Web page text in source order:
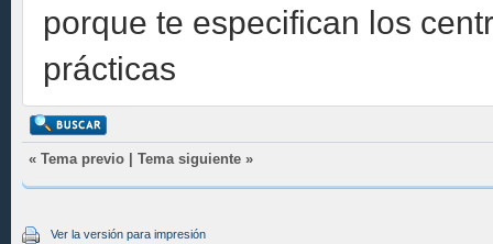
porque te especifican los
prácticas
« Tema previo Tema siguiente »
Ver la versión para impresión